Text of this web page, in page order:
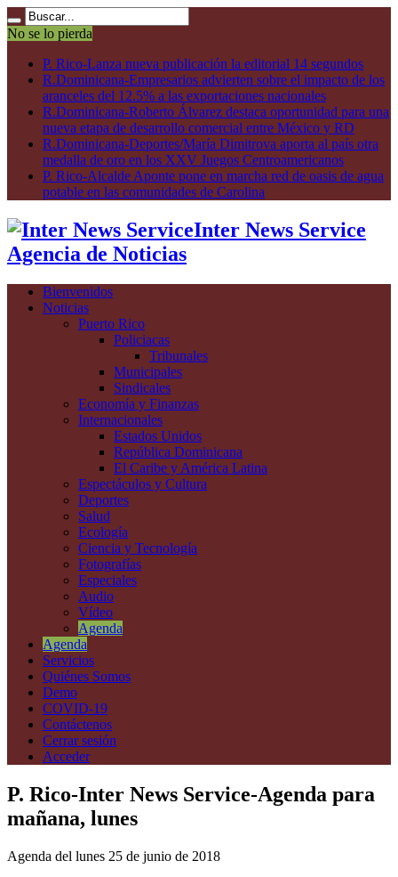
No se lo pierda
P. Rico-Lanza nueva publicación la editorial 14 segundos
R.Dominicana-Empresarios advierten sobre el impacto de los
aranceles del 12.5% a las exportaciones nacionales
R.Dominicana-Roberto Álvarez destaca oportunidad para una
nueva etapa de desarrollo comercial entre México y RD
R.Dominicana-Deportes/María Dimitrova aporta al país otra
medalla de oro en los XXV Juegos Centroamericanos
P. Rico-Alcalde Aponte pone en marcha red de oasis de agua
potable en las comunidades de Carolina
Inter News Service
Agencia de Noticias
Bienvenidos
Noticias
Puerto Rico
Policiacas
Tribunales
Municipales
Sindicales
Economía y Finanzas
Internacionales
Estados Unidos
República Dominicana
El Caribe y América Latina
Espectáculos y Cultura
Deportes
Salud
Ecología
Ciencia y Tecnología
Fotografías
Especiales
Audio
Vídeo
Agenda
Agenda
Servicios
Quiénes Somos
Demo
COVID-19
Contáctenos
Cerrar sesión
Acceder
P. Rico-Inter News Service-Agenda para
mañana, lunes
Agenda del lunes 25 de junio de 2018